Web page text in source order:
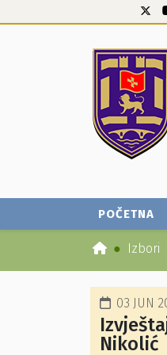
POČETNA
Izbori
03 JUN
Nikolić